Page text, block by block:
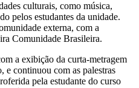
culturais, como música,
pelos estudantes da unidade.
externa, com a
Comunidade Brasileira.
a exibição da curta-metragem
e continuou com as palestras
pela estudante do curso